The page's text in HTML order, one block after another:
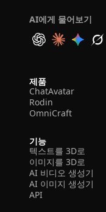
AI에게 물어보기
제품
ChatAvatar
Rodin
OmniCraft
기능
텍스트를 3D로
이미지를 3D로
AI 비디오 생성기
AI 이미지 생성기
API